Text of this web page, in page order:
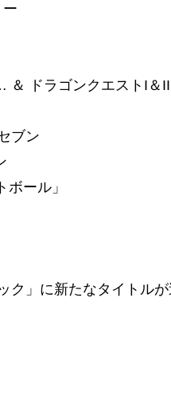
ドラゴンクエストI＆II
ブン
ール」
ク」に新たなタイトルが